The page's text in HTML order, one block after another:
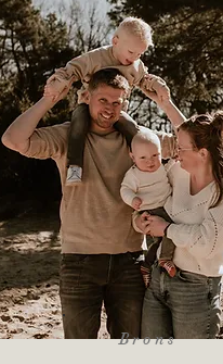
Pakket
Brons